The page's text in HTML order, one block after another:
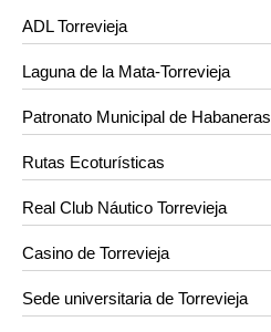
ADL Torrevieja
Laguna de la Mata-Torrevieja
Patronato Municipal de Habaneras
Rutas Ecoturísticas
Real Club Náutico Torrevieja
Casino de Torrevieja
Sede universitaria de Torrevieja